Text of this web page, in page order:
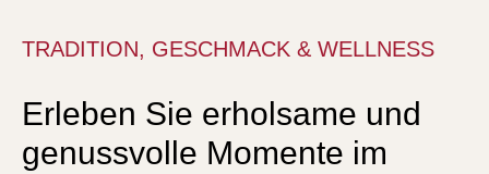
TRADITION, GESCHMACK & WELLNESS
Erleben Sie erholsame und
genussvolle Momente im